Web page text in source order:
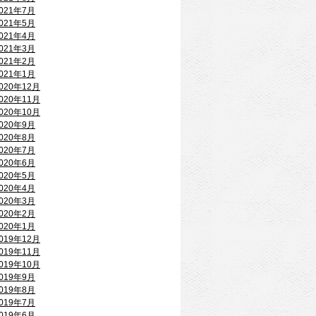
年7月
年5月
年4月
年3月
年2月
年1月
年12月
年11月
年10月
年9月
年8月
年7月
年6月
年5月
年4月
年3月
年2月
年1月
年12月
年11月
年10月
年9月
年8月
年7月